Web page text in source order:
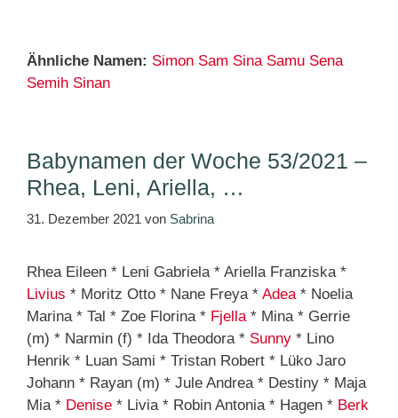
Ähnliche Namen: Simon Sam Sina Samu Sena
Semih Sinan
Babynamen der Woche 53/2021 –
Rhea, Leni, Ariella, …
31. Dezember 2021 von Sabrina
Rhea Eileen * Leni Gabriela * Ariella Franziska *
Livius * Moritz Otto * Nane Freya * Adea* Noelia
Marina * Tal * Zoe Florina * Fjella* Mina * Gerrie
(m) * Narmin (f) * Ida Theodora * Sunny * Lino
Henrik * Luan Sami * Tristan Robert * Lüko Jaro
Johann * Rayan (m) * Jule Andrea * Destiny * Maja
Mia * Denise * Livia * Robin Antonia * Hagen * Berk